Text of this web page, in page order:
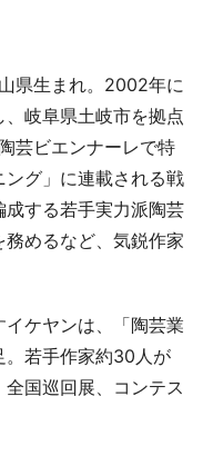
県生まれ。2002年に
岐阜県土岐市を拠点
芸ビエンナーレで特
グ」に連載される戦
する若手実力派陶芸
めるなど、気鋭作家
ケヤンは、「陶芸業
。若手作家約30人が
国巡回展、コンテス